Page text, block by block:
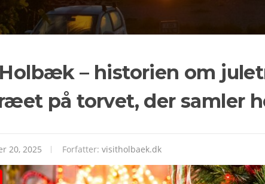
– historien om
på torvet, der samler
20, 2025 Forfatter: visitholbaek.dk